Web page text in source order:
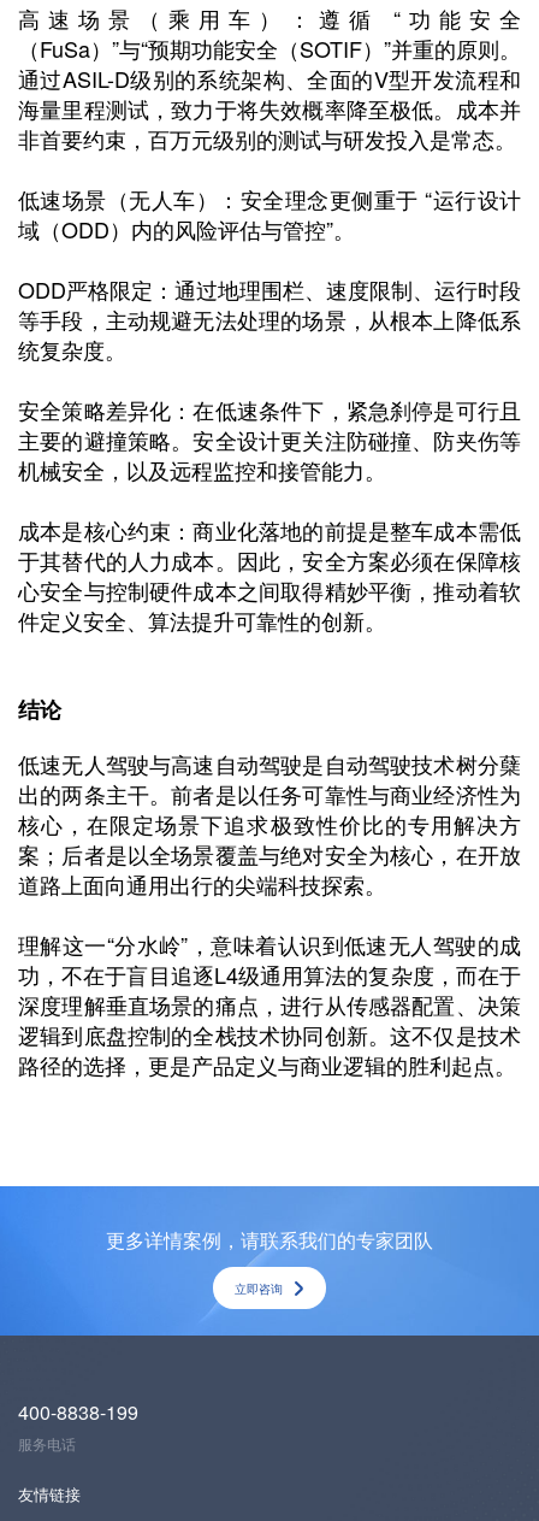
高速场景（乘用车）：遵循 “功能安全
（FuSa）”与“预期功能安全（SOTIF）”并重的原则。
通过ASIL-D级别的系统架构、全面的V型开发流程和
海量里程测试，致力于将失效概率降至极低。成本并
非首要约束，百万元级别的测试与研发投入是常态。
低速场景（无人车）：安全理念更侧重于 “运行设计
域（ODD）内的风险评估与管控”。
ODD严格限定：通过地理围栏、速度限制、运行时段
等手段，主动规避无法处理的场景，从根本上降低系
统复杂度。
安全策略差异化：在低速条件下，紧急刹停是可行且
主要的避撞策略。安全设计更关注防碰撞、防夹伤等
机械安全，以及远程监控和接管能力。
成本是核心约束：商业化落地的前提是整车成本需低
于其替代的人力成本。因此，安全方案必须在保障核
心安全与控制硬件成本之间取得精妙平衡，推动着软
件定义安全、算法提升可靠性的创新。
结论
低速无人驾驶与高速自动驾驶是自动驾驶技术树分蘖
出的两条主干。前者是以任务可靠性与商业经济性为
核心，在限定场景下追求极致性价比的专用解决方
案；后者是以全场景覆盖与绝对安全为核心，在开放
道路上面向通用出行的尖端科技探索。
理解这一“分水岭”，意味着认识到低速无人驾驶的成
功，不在于盲目追逐L4级通用算法的复杂度，而在于
深度理解垂直场景的痛点，进行从传感器配置、决策
逻辑到底盘控制的全栈技术协同创新。这不仅是技术
路径的选择，更是产品定义与商业逻辑的胜利起点。
更多详情案例，请联系我们的专家团队
立即咨询
400-8838-199
服务电话
友情链接